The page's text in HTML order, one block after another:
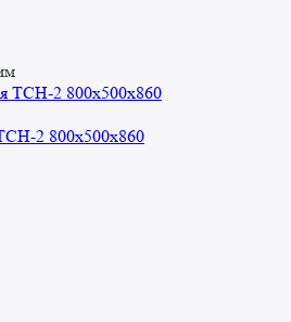
2 800х500х860